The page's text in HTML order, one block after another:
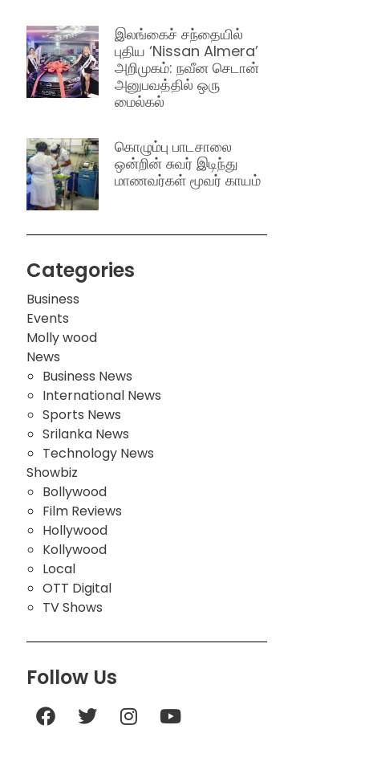
இலங்கைச் சந்தையில்
புதிய ‘Nissan Almera’
அறிமுகம்: நவீன செடான்
அனுபவத்தில் ஒரு
மைல்கல்
கொழும்பு பாடசாலை
ஒன்றின் சுவர் இடிந்து
மாணவர்கள் மூவர் காயம்
Categories
Business
Events
Molly wood
News
Business News
International News
Sports News
Srilanka News
Technology News
Showbiz
Bollywood
Film Reviews
Hollywood
Kollywood
Local
OTT Digital
TV Shows
Follow Us